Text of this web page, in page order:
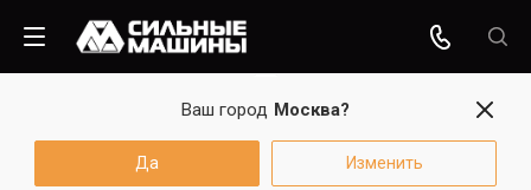
Ваш город Москва?
Да Изменить